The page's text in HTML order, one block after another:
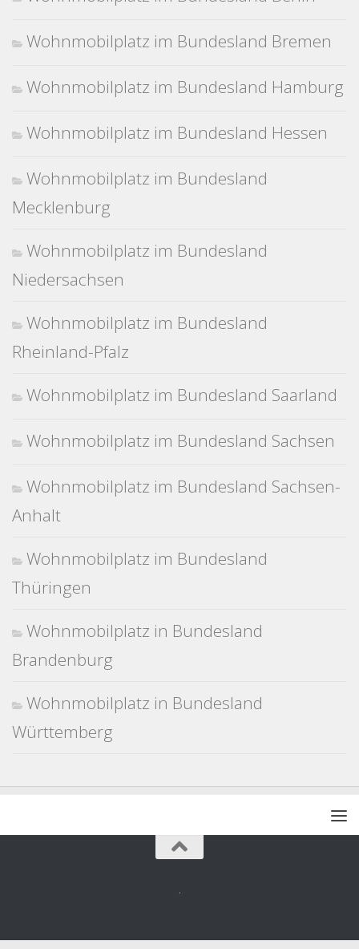
Wohnmobilplatz im Bundesland Bremen
Wohnmobilplatz im Bundesland Hamburg
Wohnmobilplatz im Bundesland Hessen
Wohnmobilplatz im Bundesland
Mecklenburg
Wohnmobilplatz im Bundesland
Niedersachsen
Wohnmobilplatz im Bundesland
Rheinland-Pfalz
Wohnmobilplatz im Bundesland Saarland
Wohnmobilplatz im Bundesland Sachsen
Wohnmobilplatz im Bundesland Sachsen-
Anhalt
Wohnmobilplatz im Bundesland
Thüringen
Wohnmobilplatz in Bundesland
Brandenburg
Wohnmobilplatz in Bundesland
Württemberg
.